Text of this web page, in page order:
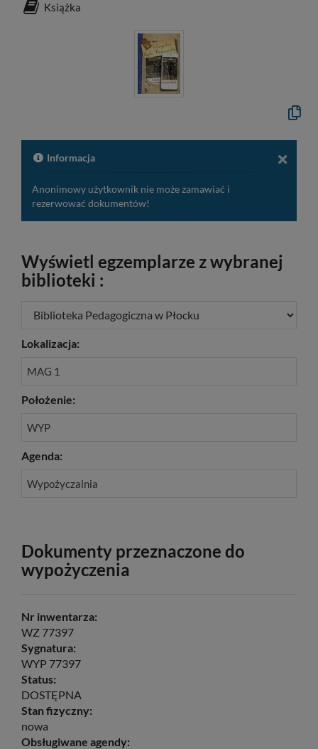
Książka
Kopiuj
Informacja
Anonimowy użytkownik nie może zamawiać i
rezerwować dokumentów!
Wyświetl egzemplarze z wybranej
biblioteki :
Lokalizacja:
MAG 1
Położenie:
WYP
Agenda:
Wypożyczalnia
Dokumenty przeznaczone do
wypożyczenia
Nr inwentarza:
WZ 77397
Sygnatura:
WYP 77397
Status:
DOSTĘPNA
Stan fizyczny:
nowa
Obsługiwane agendy: